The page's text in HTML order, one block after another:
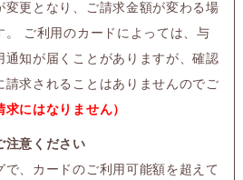
変更となり、ご請求金額が変わる場
。 ご利用のカードによっては、与
通知が届くことがありますが、確認
請求されることはありませんのでご
求にはなりません）
意ください
、カードのご利用可能額を超えて